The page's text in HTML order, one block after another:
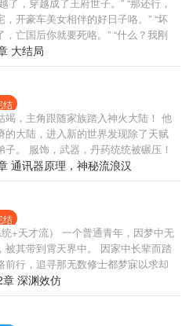
，地位超然，修成通天手段，还是在
苏武组建，英雄和鬼怪联手，地球原
成的大联盟。为了保护人类主权和文
文明，神话领域的众魔之王，地狱
精彩故事。 （这里有读者朋友们期
魔修仙体系的所有高级爽点。）
，开豪车美女相伴的好日子咯。” “坏
亡国后你就要死咯。” “什么？我刚
国？” “但是你有金手指，可以帮助
可以修仙？勉强能接受吧。” “坏消息，
指咯，而且你没有修为。” “什么？
我留啊！” “好消息，盯上你金手指
” “什么？美女，难道可以摆脱母胎单
？” “坏消息，这个美女你打不过，而
大结局
结
竭，主角跟随家族踏入神火大陆！ 他
的大陆，进入新的世界发现除了天赋
子。 服饰，武器，丹药统统被碾压！
逅了凤凰仙宫的凤女，两人患难与
助主角。 后来 主角得到了传说中的须
人形小动物在炼丹打造武器，号称
出来。 他从此走上人生巅峰，带给
！ 靠着天赋无双，智勇双全！ 主角在
角，一步步成长，破解诸多千古谜
通讯器原理，神秘流浪汉
结
统+天才流） 一个普通青年，因梦中无
被其带到霄天界中。 因家中长辈而踏
前行，追寻那无数修士都梦寐以求却
之路。 诱惑、迷茫、危机、入侵无
重阻碍，与宗门一路前行。
深渊效仿